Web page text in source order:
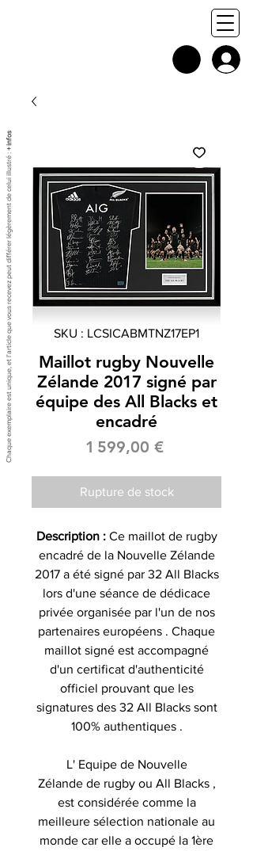
SKU : LCSICABMTNZ17EP1
Maillot rugby Nouvelle
Zélande 2017 signé par
équipe des All Blacks et
encadré
1 599,00 €Prix
Rupture de stock
Description : Ce maillot de rugby
encadré de la Nouvelle Zélande
2017 a été signé par 32 All Blacks
lors d'une séance de dédicace
privée organisée par l'un de nos
partenaires européens . Chaque
maillot signé est accompagné
d'un certificat d'authenticité
officiel prouvant que les
signatures des 32 All Blacks sont
100% authentiques .
L' Equipe de Nouvelle
Zélande de rugby ou All Blacks ,
est considérée comme la
meilleure sélection nationale au
monde car elle a occupé la 1ère
Chaque exemplaire est unique, et l'article que vous recevez peut différer légèrement de celui illustré :
+ infos